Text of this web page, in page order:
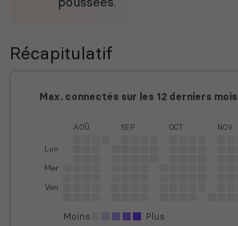
Récapitulatif
Max. connectés sur les 12 derniers mois
Lun
Mer
Ven
AOÛ SEP OCT NOV
Moins Plus